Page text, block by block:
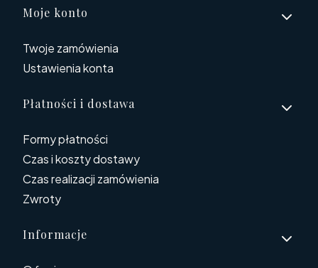
Linki w stopce
Moje konto
Twoje zamówienia
Ustawienia konta
Płatności i dostawa
Formy płatności
Czas i koszty dostawy
Czas realizacji zamówienia
Zwroty
Informacje